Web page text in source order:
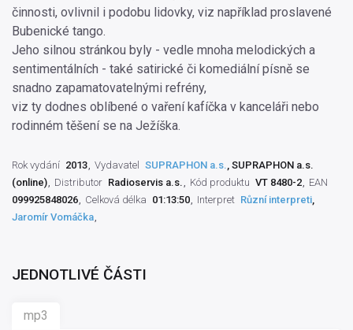
činnosti, ovlivnil i podobu lidovky, viz například proslavené
Bubenické tango.
Jeho silnou stránkou byly - vedle mnoha melodických a
sentimentálních - také satirické či komediální písně se
snadno zapamatovatelnými refrény,
viz ty dodnes oblíbené o vaření kafíčka v kanceláři nebo
rodinném těšení se na Ježíška.
Rok vydání 2013 Vydavatel SUPRAPHON a.s., SUPRAPHON a.s.
(online)
Distributor Radioservis a.s. Kód produktu VT 8480-2
EAN
099925848026
Celková délka 01:13:50 Interpret Různí interpreti,
Jaromír Vomáčka
JEDNOTLIVÉ ČÁSTI
mp3